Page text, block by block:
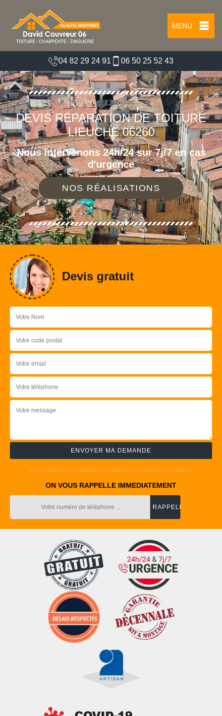
MENU
04 82 29 24 91 06 50 25 52 43
DEVIS RÉPARATION DE TOITURE
LIEUCHE 06260
Nous intervenons 24h/24 sur 7j/7 en cas
d'urgence
NOS RÉALISATIONS
Devis gratuit
ON VOUS RAPPELLE IMMEDIATEMENT